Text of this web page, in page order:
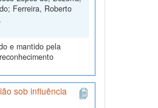
Ferreira, Roberto
e mantido pela
sob influência